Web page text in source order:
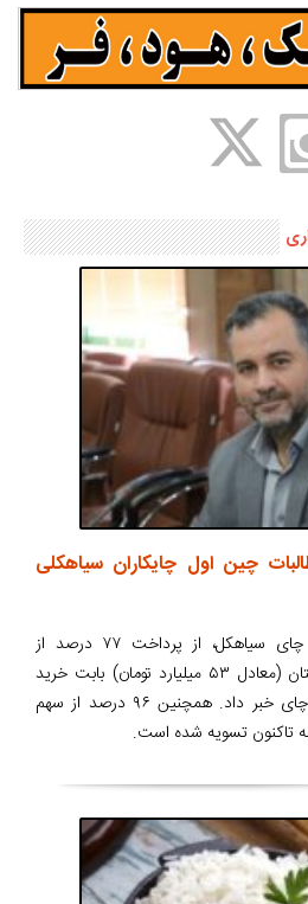
چین اول چایکاران سیاهکلی
سعید مهدوی، رئیس اداره چای سیاهکل، از پرداخت ۷۷ درصد از
مطالبات چایکاران این شهرستان (معادل ۵۳ میلیارد تومان) بابت خرید
تضمینی ۱۶۸۴ تن برگ سبز چای خبر داد. همچنین ۹۶ درصد از سهم
تاکنون تسویه شده است.